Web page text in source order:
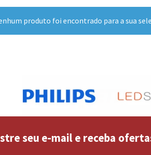
produto foi encontrado para a sua
seu e-mail e receba